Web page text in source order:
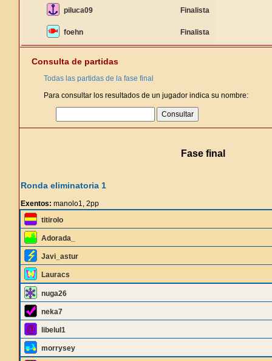
piluca09 Finalista
foehn Finalista
Consulta de partidas
Todas las partidas de la fase final
Para consultar los resultados de un jugador indica su nombre:
Fase final
Ronda eliminatoria 1
Exentos: manolo1, 2pp
titirolo
Adorada_
Javi_astur
Lauracs
nuga26
neka7
libelul1
morrysey